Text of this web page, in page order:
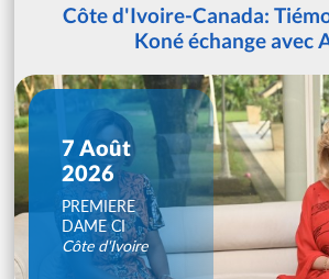
Côte d'Ivoire-Canada:
Koné échange avec
7 Août
2026
PREMIERE
DAME CI
Côte d'Ivoire